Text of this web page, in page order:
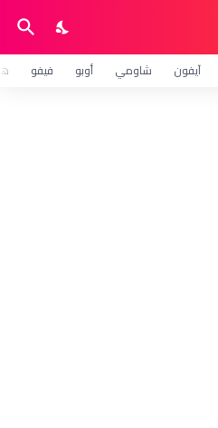
آيفون شاومي أوبو فيفو